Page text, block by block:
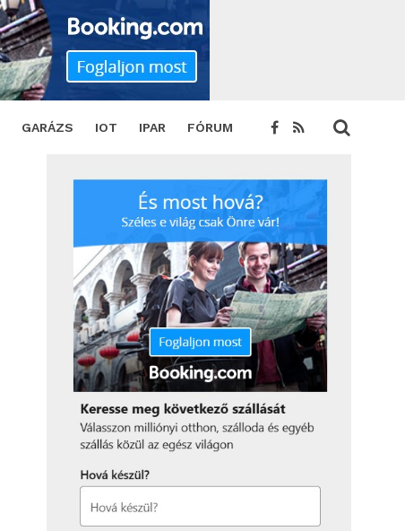
GARÁZS IOT IPAR FÓRUM
SHARE TWEET